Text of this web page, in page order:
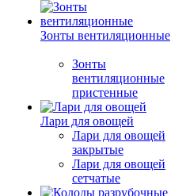
Зонты вентиляционные
Зонты
вентиляционные
пристенные
Лари для овощей
Лари для овощей
закрытые
Лари для овощей
сетчатые